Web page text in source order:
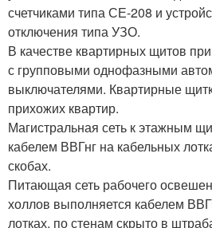
счетчиками типа СЕ-208 и
отключения типа УЗО.
В качестве квартирных щитов
с групповыми однофазными
выключателями. Квартирные
прихожих квартир.
Магистральная сеть к этажным
кабелем ВВГнг на кабельных
скобах.
Питающая сеть рабочего
холлов выполняется кабелем
лотках, по стенам скрыто в